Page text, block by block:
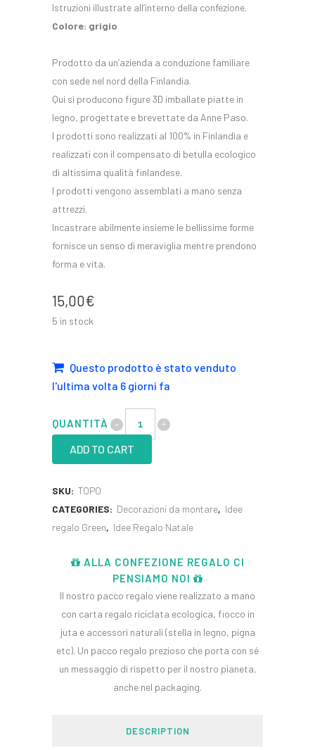
Istruzioni illustrate all’interno della confezione.
Colore: grigio
Prodotto da un’azienda a conduzione familiare
con sede nel nord della Finlandia.
Qui si producono figure 3D imballate piatte in
legno, progettate e brevettate da Anne Paso.
I prodotti sono realizzati al 100% in Finlandia e
realizzati con il compensato di betulla ecologico
di altissima qualità finlandese.
I prodotti vengono assemblati a mano senza
attrezzi.
Incastrare abilmente insieme le bellissime forme
fornisce un senso di meraviglia mentre prendono
forma e vita.
15,00€
5 in stock
Questo prodotto è stato venduto
l'ultima volta 6 giorni fa
QUANTITÀ
ADD TO CART
SKU: TOPO
CATEGORIES: Decorazioni da montare, Idee
regalo Green, Idee Regalo Natale
ALLA CONFEZIONE REGALO CI
PENSIAMO NOI
Il nostro pacco regalo viene realizzato a mano
con carta regalo riciclata ecologica, fiocco in
juta e accessori naturali (stella in legno, pigna
etc). Un pacco regalo prezioso che porta con sé
un messaggio di rispetto per il nostro pianeta,
anche nel packaging.
DESCRIPTION